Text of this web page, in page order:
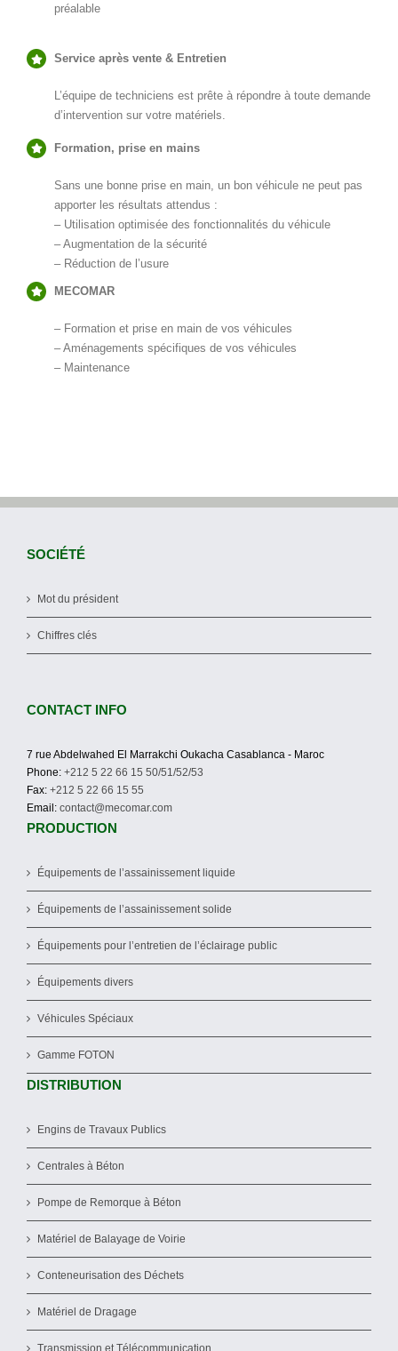
préalable
Service après vente & Entretien
L’équipe de techniciens est prête à répondre à toute demande
d’intervention sur votre matériels.
Formation, prise en mains
Sans une bonne prise en main, un bon véhicule ne peut pas
apporter les résultats attendus :
– Utilisation optimisée des fonctionnalités du véhicule
– Augmentation de la sécurité
– Réduction de l’usure
MECOMAR
– Formation et prise en main de vos véhicules
– Aménagements spécifiques de vos véhicules
– Maintenance
SOCIÉTÉ
Mot du président
Chiffres clés
CONTACT INFO
7 rue Abdelwahed El Marrakchi Oukacha Casablanca - Maroc
Phone: +212 5 22 66 15 50/51/52/53
Fax: +212 5 22 66 15 55
Email: contact@mecomar.com
PRODUCTION
Équipements de l’assainissement liquide
Équipements de l’assainissement solide
Équipements pour l’entretien de l’éclairage public
Équipements divers
Véhicules Spéciaux
Gamme FOTON
DISTRIBUTION
Engins de Travaux Publics
Centrales à Béton
Pompe de Remorque à Béton
Matériel de Balayage de Voirie
Conteneurisation des Déchets
Matériel de Dragage